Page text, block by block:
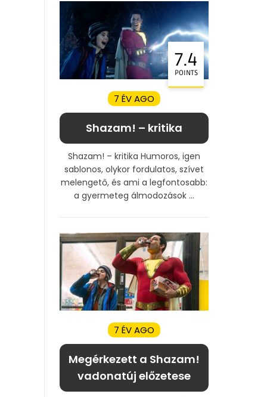
7.4
POINTS
7 ÉV AGO
Shazam! – kritika
Shazam! – kritika Humoros, igen
sablonos, olykor fordulatos, szívet
melengető, és ami a legfontosabb:
a gyermeteg álmodozások ...
7 ÉV AGO
Megérkezett a Shazam!
vadonatúj előzetese